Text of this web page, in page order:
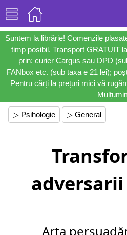
Suntem la librărie! Comenzile
timp posibil. Transport GRATUIT
prin: curier Cargus sau DPD
FANbox etc. (sub taxa e 21 lei);
Pentru cărți la prețuri mici vă
▷ Psihologie ▷ General
Arta